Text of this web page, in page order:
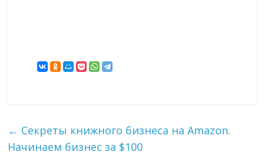
← Секреты книжного бизнеса на Amazon.
Начинаем бизнес за $100